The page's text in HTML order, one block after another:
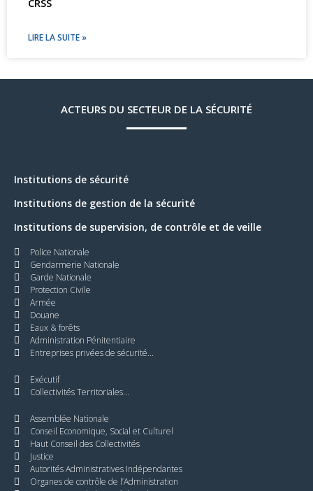
LIRE LA SUITE »
ACTEURS DU SECTEUR DE LA SÉCURITÉ
Institutions de sécurité
Institutions de gestion de la sécurité
Institutions de supervision, de contrôle et de veille
Police Nationale
Gendarmerie Nationale
Garde Nationale
Protection Civile
Armée
Douane
Eaux & forêts
Administration Pénitentiaire
Entreprises privées de sécurité...
Exécutif
Collectivités Territoriales...
Assemblée Nationale
Conseil Economique, Social et Culturel
Haut Conseil des Collectivités
Justice
Autorités Administratives Indépendantes
Organes de contrôle de l’Administration